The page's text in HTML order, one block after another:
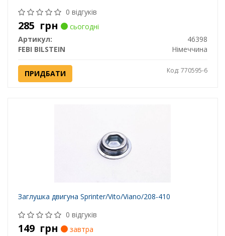
0 відгуків
285 грн
сьогодні
Артикул:
46398
FEBI BILSTEIN
Німеччина
ПРИДБАТИ Код: 770595-6
Заглушка двигуна Sprinter/Vito/Viano/208-410
0 відгуків
149 грн
завтра